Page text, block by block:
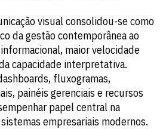
visual consolidou-se como
da gestão contemporânea ao
maior velocidade
capacidade interpretativa.
fluxogramas,
painéis gerenciais e recursos
papel central na
empresariais modernos.